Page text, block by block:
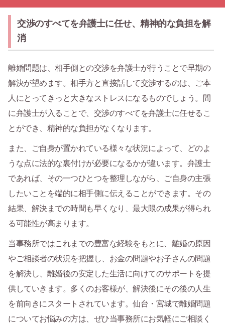
交渉のすべてを弁護士に任せ、精神的な負担を解
消
離婚問題は、相手側との交渉を弁護士が行うことで早期の
解決が望めます。相手方と直接話して交渉するのは、ご本
人にとってきっと大きなストレスになるものでしょう。間
に弁護士が入ることで、交渉のすべてを弁護士に任せるこ
とができ、精神的な負担がなくなります。
また、ご自身が置かれている様々な状況によって、どのよ
うな点に法的な裏付けが必要になるかが違います。弁護士
であれば、その一つひとつを整理しながら、ご自身の主張
したいことを端的に相手側に伝えることができます。その
結果、解決までの時間も早くなり、最大限の成果が得られ
る可能性が高まります。
当事務所ではこれまでの豊富な経験をもとに、離婚の原因
やご相談者の状況を把握し、お金の問題やお子さんの問題
を解決し、離婚後の安定した生活に向けてのサポートを提
供していきます。多くのお客様が、解決後にその後の人生
を前向きにスタートされています。仙台・宮城で離婚問題
についてお悩みの方は、ぜひ当事務所にお気軽にご相談く